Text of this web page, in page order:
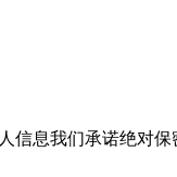
信息我们承诺绝对保